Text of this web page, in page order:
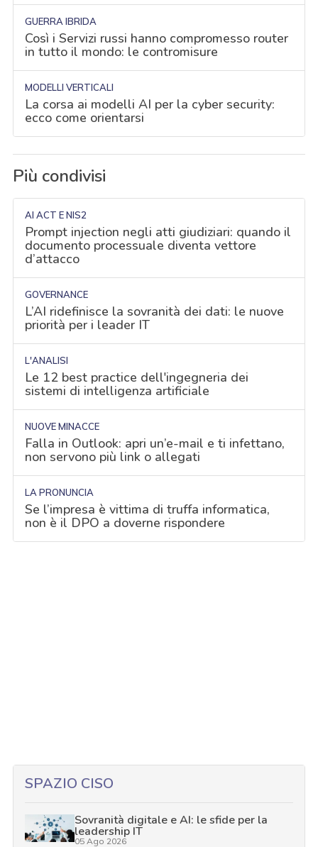
GUERRA IBRIDA
Così i Servizi russi hanno compromesso router
in tutto il mondo: le contromisure
MODELLI VERTICALI
La corsa ai modelli AI per la cyber security:
ecco come orientarsi
Più condivisi
AI ACT E NIS2
Prompt injection negli atti giudiziari: quando il
documento processuale diventa vettore
d’attacco
GOVERNANCE
L’AI ridefinisce la sovranità dei dati: le nuove
priorità per i leader IT
L'ANALISI
Le 12 best practice dell'ingegneria dei
sistemi di intelligenza artificiale
NUOVE MINACCE
Falla in Outlook: apri un’e-mail e ti infettano,
non servono più link o allegati
LA PRONUNCIA
Se l’impresa è vittima di truffa informatica,
non è il DPO a doverne rispondere
SPAZIO CISO
Sovranità digitale e AI: le sfide per la
leadership IT
05 Ago 2026